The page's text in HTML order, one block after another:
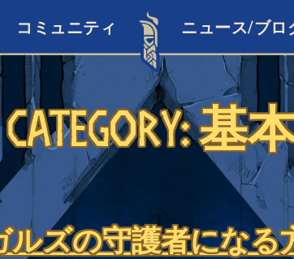
コミュニティ ニュース/ブロ
Category:基
ルズの守護者になる